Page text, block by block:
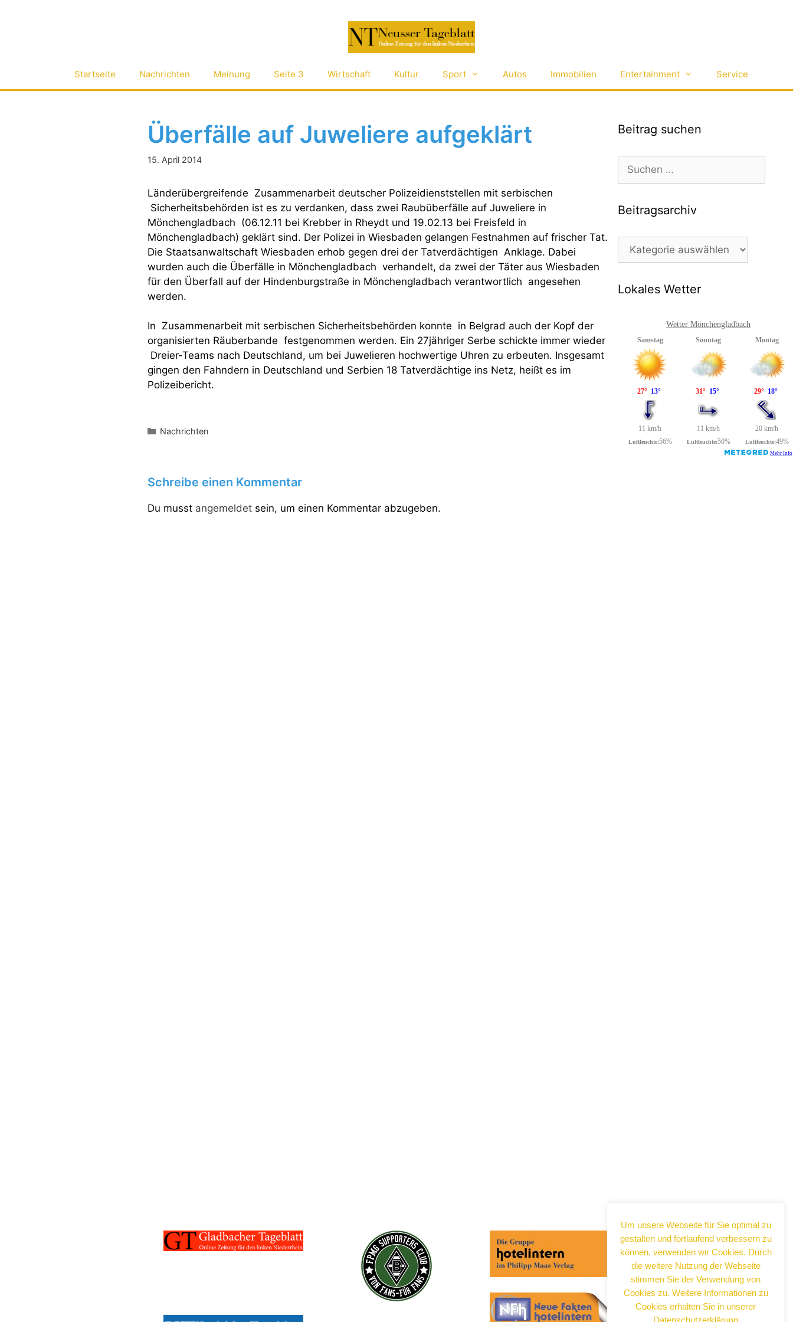
Startseite Nachrichten Meinung Seite 3 Wirtschaft Kultur Sport Autos Immobilien Entertainment Service
Überfälle auf Juweliere aufgeklärt
15. April 2014
Länderübergreifende Zusammenarbeit deutscher Polizeidienststellen mit serbischen
Sicherheitsbehörden ist es zu verdanken, dass zwei Raubüberfälle auf Juweliere in
Mönchengladbach (06.12.11 bei Krebber in Rheydt und 19.02.13 bei Freisfeld in
Mönchengladbach) geklärt sind. Der Polizei in Wiesbaden gelangen Festnahmen auf frischer Tat.
Die Staatsanwaltschaft Wiesbaden erhob gegen drei der Tatverdächtigen Anklage. Dabei
wurden auch die Überfälle in Mönchengladbach verhandelt, da zwei der Täter aus Wiesbaden
für den Überfall auf der Hindenburgstraße in Mönchengladbach verantwortlich angesehen
werden.
In Zusammenarbeit mit serbischen Sicherheitsbehörden konnte in Belgrad auch der Kopf der
organisierten Räuberbande festgenommen werden. Ein 27jähriger Serbe schickte immer wieder
Dreier-Teams nach Deutschland, um bei Juwelieren hochwertige Uhren zu erbeuten. Insgesamt
gingen den Fahndern in Deutschland und Serbien 18 Tatverdächtige ins Netz, heißt es im
Polizeibericht.
Wenn Sie noch mehr wissen wollen,
tragen Sie sich ein für einen kostenlosen
Newsletter und erhalten Sie vertiefende
Infos zu gesellschaftlichen
Entwicklungen, Kulinarik, Kunst und Kultur
in Neuss!
Kategorien
Nachrichten
Schreibe einen Kommentar
Du musst angemeldetsein, um einen Kommentar abzugeben.
Beitrag suchen
Suchen
nach:
Beitragsarchiv
Beitragsarchiv
Lokales Wetter
Wetter Mönchengladbach
Um unsere Webseite für Sie optimal zu
gestalten und fortlaufend verbessern zu
können, verwenden wir Cookies. Durch
die weitere Nutzung der Webseite
stimmen Sie der Verwendung von
Cookies zu. Weitere Informationen zu
Cookies erhalten Sie in unserer
Datenschutzerklärung